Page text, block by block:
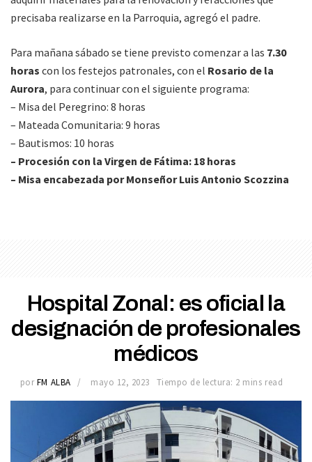
precisaba realizarse en la Parroquia, agregó el padre.
Para mañana sábado se tiene previsto comenzar a las 7.30
horas con los festejos patronales, con el Rosario de la
Aurora, para continuar con el siguiente programa:
– Misa del Peregrino: 8 horas
– Mateada Comunitaria: 9 horas
– Bautismos: 10 horas
– Procesión con la Virgen de Fátima: 18 horas
– Misa encabezada por Monseñor Luis Antonio Scozzina
Hospital Zonal: es oficial la
designación de profesionales
médicos
por FM ALBA mayo 12, 2023 Tiempo de lectura: 2 mins read